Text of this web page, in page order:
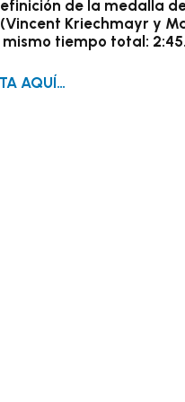
de la medalla
Kriechmayr y
mismo tiempo total:
AQUÍ…